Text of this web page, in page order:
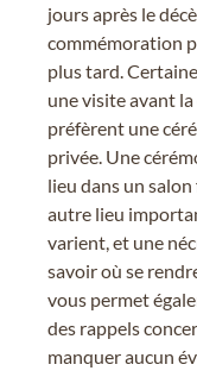
jours après le
commémoration
plus tard.
une visite avant
préfèrent une
privée. Une
lieu dans un
autre lieu
varient, et une
savoir où se
vous permet
des rappels
manquer aucun